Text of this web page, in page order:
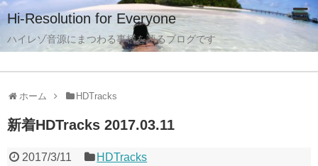
Hi-Resolution for Everyone
ハイレゾ音源にまつわる事柄を語るブログです
ホーム HDTracks
新着HDTracks 2017.03.11
2017/3/11 HDTracks